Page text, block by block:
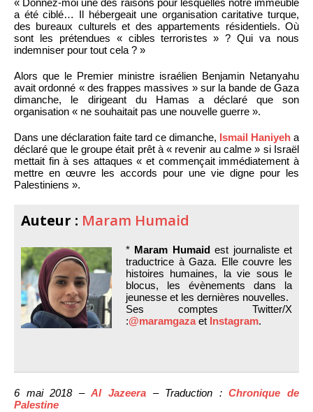
« Donnez-moi une des raisons pour lesquelles notre immeuble
a été ciblé… Il hébergeait une organisation caritative turque,
des bureaux culturels et des appartements résidentiels. Où
sont les prétendues « cibles terroristes » ? Qui va nous
indemniser pour tout cela ? »
Alors que le Premier ministre israélien Benjamin Netanyahu
avait ordonné « des frappes massives » sur la bande de Gaza
dimanche, le dirigeant du Hamas a déclaré que son
organisation « ne souhaitait pas une nouvelle guerre ».
Dans une déclaration faite tard ce dimanche, Ismail Haniyeh a
déclaré que le groupe était prêt à « revenir au calme » si Israël
mettait fin à ses attaques « et commençait immédiatement à
mettre en œuvre les accords pour une vie digne pour les
Palestiniens ».
Auteur : Maram Humaid
* Maram Humaidest journaliste et
traductrice à Gaza. Elle couvre les
histoires humaines, la vie sous le
blocus, les évènements dans la
jeunesse et les dernières nouvelles.
Ses comptes Twitter/X
:@maramgazaet Instagram.
6 mai 2018 –Al Jazeera – Traduction :Chronique de
Palestine